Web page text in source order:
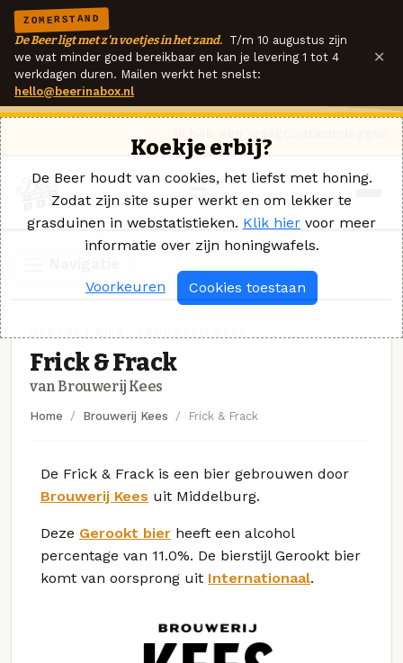
ZOMERSTAND
De Beer ligt met z'n voetjes in het zand. T/m 10 augustus zijn
we wat minder goed bereikbaar en kan je levering 1 tot 4
werkdagen duren. Mailen werkt het snelst:
hello@beerinabox.nl
×
Frick & Frack
van Brouwerij Kees
Home Brouwerij Kees Frick & Frack
De Frick & Frack is een bier gebrouwen door
Brouwerij Kees uit Middelburg.
Deze Gerookt bier heeft een alcohol
percentage van 11.0%. De bierstijl Gerookt bier
komt van oorsprong uit Internationaal.
Koekje erbij?
De Beer houdt van cookies, het liefst met honing.
Zodat zijn site super werkt en om lekker te
grasduinen in webstatistieken. Klik hier voor meer
informatie over zijn honingwafels.
Voorkeuren Cookies toestaan